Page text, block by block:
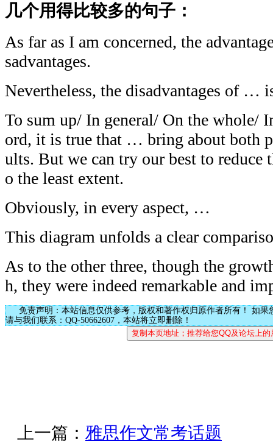
几个用得比较多的句子：
As far as I am concerned, the
sadvantages.
Nevertheless, the disadvantages of …
To sum up/ In general/ On the whole/
ord, it is true that … bring about both
ults. But we can try our best to reduce
o the least extent.
Obviously, in every aspect, …
This diagram unfolds a clear
As to the other three, though the
h, they were indeed remarkable and
免责声明：本站信息仅供参考，版权和著作权归原作者所有！ 如果
请与我们联系：QQ-50662607，本站将立即删除！
上一篇： 雅思作文常考话题